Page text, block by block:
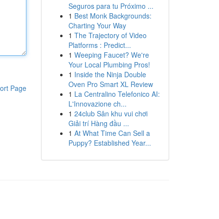
Page
Seguros para tu Próximo ...
1 Best Monk Backgrounds:
Charting Your Way
1 The Trajectory of Video
Platforms : Predict...
1 Weeping Faucet? We're
Your Local Plumbing Pros!
1 Inside the Ninja Double
Oven Pro Smart XL Review
1 La Centralino Telefonico AI:
L'Innovazione ch...
1 24club Sân khu vui chơi
Giải trí Hàng đầu ...
1 At What Time Can Sell a
Puppy? Established Year...